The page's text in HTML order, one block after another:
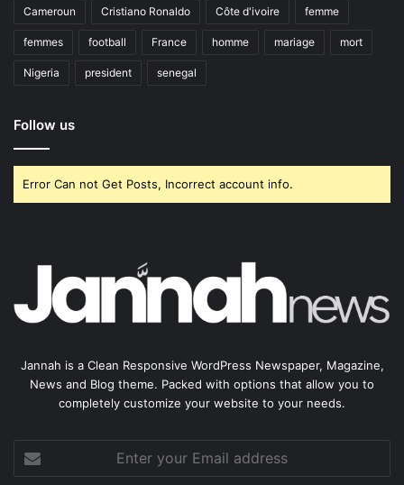
Cameroun Cristiano Ronaldo Côte d'ivoire femme
femmes football France homme mariage mort
Nigeria president senegal
Follow us
Error Can not Get Posts, Incorrect account info.
Jannah is a Clean Responsive WordPress Newspaper, Magazine,
News and Blog theme. Packed with options that allow you to
completely customize your website to your needs.
your